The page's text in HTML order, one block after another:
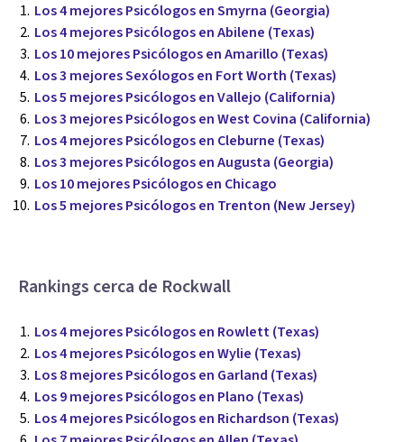
Los 4 mejores Psicólogos en Smyrna (Georgia)
Los 4 mejores Psicólogos en Abilene (Texas)
Los 10 mejores Psicólogos en Amarillo (Texas)
Los 3 mejores Sexólogos en Fort Worth (Texas)
Los 5 mejores Psicólogos en Vallejo (California)
Los 3 mejores Psicólogos en West Covina (California)
Los 4 mejores Psicólogos en Cleburne (Texas)
Los 3 mejores Psicólogos en Augusta (Georgia)
Los 10 mejores Psicólogos en Chicago
Los 5 mejores Psicólogos en Trenton (New Jersey)
Rankings cerca de Rockwall
Los 4 mejores Psicólogos en Rowlett (Texas)
Los 4 mejores Psicólogos en Wylie (Texas)
Los 8 mejores Psicólogos en Garland (Texas)
Los 9 mejores Psicólogos en Plano (Texas)
Los 4 mejores Psicólogos en Richardson (Texas)